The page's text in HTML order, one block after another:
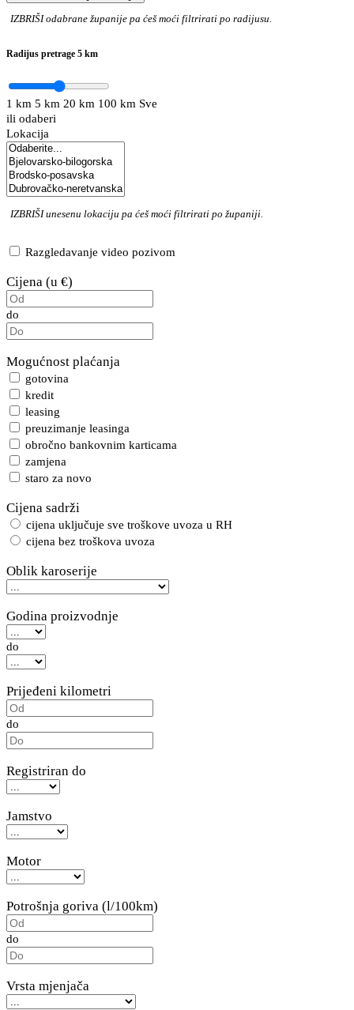
IZBRIŠIodabrane županije pa ćeš moći filtrirati po radijusu.
Radijus pretrage 5 km
1 km 5 km 20 km 100 km Sve
ili odaberi
Lokacija
IZBRIŠIunesenu lokaciju pa ćeš moći filtrirati po županiji.
Razgledavanje video pozivom
Cijena (u €)
do
Mogućnost plaćanja
gotovina
kredit
leasing
preuzimanje leasinga
obročno bankovnim karticama
zamjena
staro za novo
Cijena sadrži
cijena uključuje sve troškove uvoza u RH
cijena bez troškova uvoza
Oblik karoserije
Godina proizvodnje
do
Prijeđeni kilometri
do
Registriran do
Jamstvo
Motor
Potrošnja goriva (l/100km)
do
Vrsta mjenjača